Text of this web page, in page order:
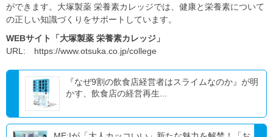
ができます。大塚製薬 栄養素カレッジでは、健康と栄養素について
の正しい知識づくりをサポートしています。
WEBサイト「大塚製薬 栄養素カレッジ」
URL: https://www.otsuka.co.jp/college
『なぜ9割の飲食店経営者はスライムなのか』が明
かす、飲食店の経営再生...